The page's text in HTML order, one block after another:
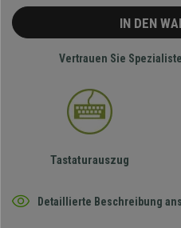
IN DEN
Vertrauen Sie
Tastaturauszug
Detaillierte Beschreibung